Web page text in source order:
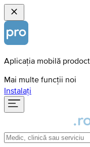
Aplicația mobilă
Mai multe funcții noi
Instalați